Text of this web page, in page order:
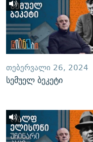
ᲗᲔᲑᲔᲠᲕᲐᲚᲘ 26, 2024
სემუელ ბეკეტი